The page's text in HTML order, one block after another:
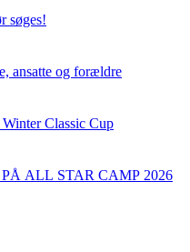
søges!
ansatte og forældre
Classic Cup
ALL STAR CAMP 2026